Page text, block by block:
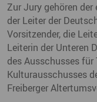
Zur Jury gehören
der Leiter der
Vorsitzender, die
Leiterin der Unteren
des Ausschusses
Kulturausschusses
Freiberger